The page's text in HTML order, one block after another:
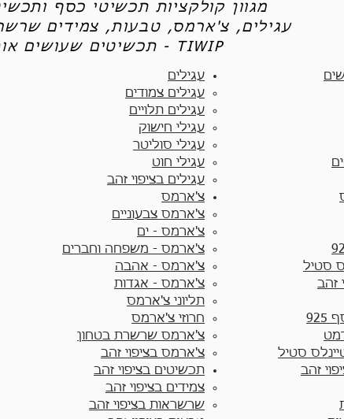
מגוון קולקציות תכשיטי כסף
עגילים, צ'ארמס, טבעות, צמידים
תכשיטים שעושים אותך (עוד יותר) יפה - TIWIP
עגילים
עגילים צמודים​
עגילים תלויים
עגילי חישוק
עגילי סוליטר
עגילי חוט
עגילים בציפוי זהב
צ'ארמס
צ'ארמס צבעוניים​
צ'ארמס - ים
צ'ארמס - משפחה וחברים
צ'ארמס - אהבה
צ'ארמס - אגדות
תליוני צ'ארמס
חרוזי צ'ארמס
צ'ארמס שרשרת בטחון
צ'ארמס בציפוי זהב
תכשיטים בציפוי זהב
צמידים בציפוי זהב​
שרשראות בציפוי זהב
סטיל
זהב
סטיל
זהב